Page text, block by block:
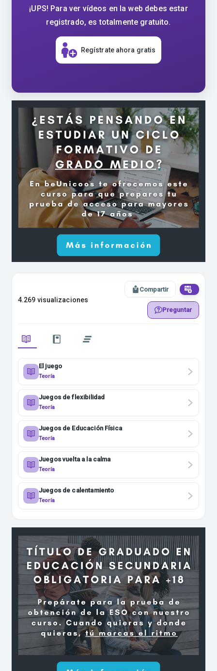
¡UPS! Para ver vídeos en la web debes estar
registrado, es totalmente gratuito.
Regístrate ahora gratis
4.269 visualizaciones
Compartir
Preguntar
El juego
Teoría
Juegos de flexibilidad
Teoría
Juegos de Educación Física
Teoría
Juegos vuelta a la calma
Teoría
Juegos de calentamiento
Teoría